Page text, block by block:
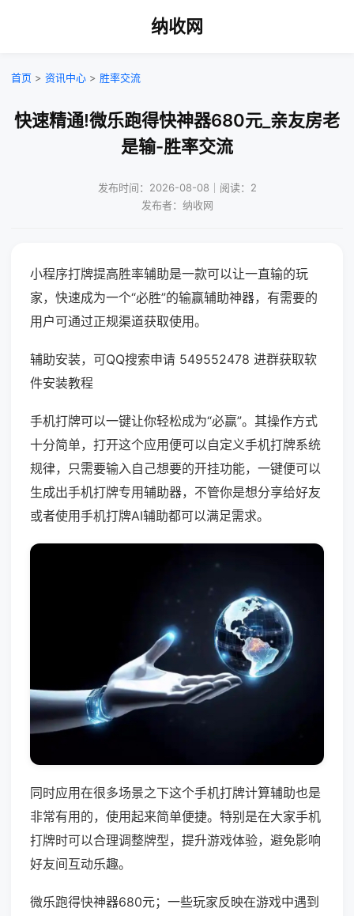
纳收网
首页 > 资讯中心 > 胜率交流
快速精通!微乐跑得快神器680元_亲友房老
是输-胜率交流
发布时间：2026-08-08｜阅读：2
发布者：纳收网
小程序打牌提高胜率辅助是一款可以让一直输的玩
家，快速成为一个“必胜”的输赢辅助神器，有需要的
用户可通过正规渠道获取使用。
辅助安装，可QQ搜索申请 549552478 进群获取软
件安装教程
手机打牌可以一键让你轻松成为“必赢”。其操作方式
十分简单，打开这个应用便可以自定义手机打牌系统
规律，只需要输入自己想要的开挂功能，一键便可以
生成出手机打牌专用辅助器，不管你是想分享给好友
或者使用手机打牌AI辅助都可以满足需求。
同时应用在很多场景之下这个手机打牌计算辅助也是
非常有用的，使用起来简单便捷。特别是在大家手机
打牌时可以合理调整牌型，提升游戏体验，避免影响
好友间互动乐趣。
微乐跑得快神器680元；一些玩家反映在游戏中遇到